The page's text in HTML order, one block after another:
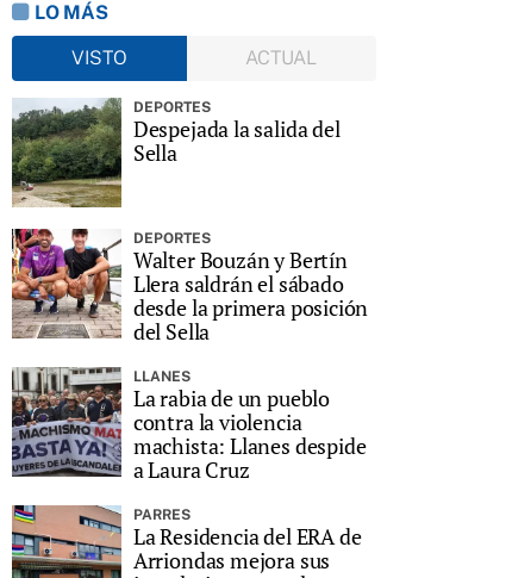
LO MÁS
VISTO
ACTUAL
DEPORTES
Despejada la salida del
Sella
DEPORTES
Walter Bouzán y Bertín
Llera saldrán el sábado
desde la primera posición
del Sella
LLANES
La rabia de un pueblo
contra la violencia
machista: Llanes despide
a Laura Cruz
PARRES
La Residencia del ERA de
Arriondas mejora sus